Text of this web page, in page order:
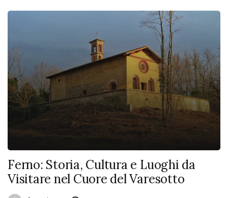
Ferno: Storia, Cultura e Luoghi da
Visitare nel Cuore del Varesotto